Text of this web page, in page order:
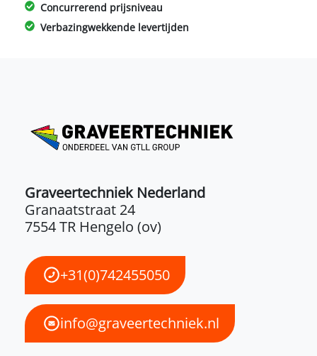
Concurrerend prijsniveau
Verbazingwekkende levertijden
Graveertechniek Nederland
Granaatstraat 24
7554 TR Hengelo (ov)
+31(0)742455050
info@graveertechniek.nl